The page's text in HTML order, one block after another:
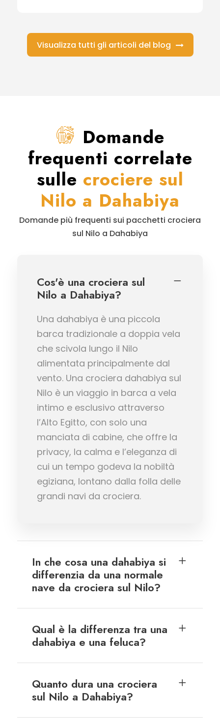
Visualizza tutti gli articoli del blog
Domande
frequenti correlate
sulle crociere sul
Nilo a Dahabiya
Domande più frequenti sui pacchetti crociera
sul Nilo a Dahabiya
Cos'è una crociera sul
Nilo a Dahabiya?
Una dahabiya è una piccola
barca tradizionale a doppia vela
che scivola lungo il Nilo
alimentata principalmente dal
vento. Una crociera dahabiya sul
Nilo è un viaggio in barca a vela
intimo e esclusivo attraverso
l’Alto Egitto, con solo una
manciata di cabine, che offre la
privacy, la calma e l’eleganza di
cui un tempo godeva la nobiltà
egiziana, lontano dalla folla delle
grandi navi da crociera.
In che cosa una dahabiya si
differenzia da una normale
nave da crociera sul Nilo?
Qual è la differenza tra una
dahabiya e una feluca?
Quanto dura una crociera
sul Nilo a Dahabiya?